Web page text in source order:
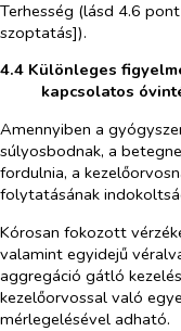
Terhesség (lásd 4.6
szoptatás]).
4.4 Különleges
kapcsolatos
Amennyiben a
súlyosbodnak, a
fordulnia, a
folytatásának
Kórosan fokozott
valamint egyidejű
aggregáció gátló
kezelőorvossal való
mérlegelésével adható.